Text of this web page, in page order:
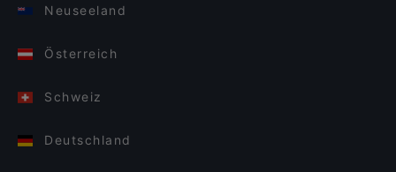
Neuseeland
Österreich
Schweiz
Deutschland